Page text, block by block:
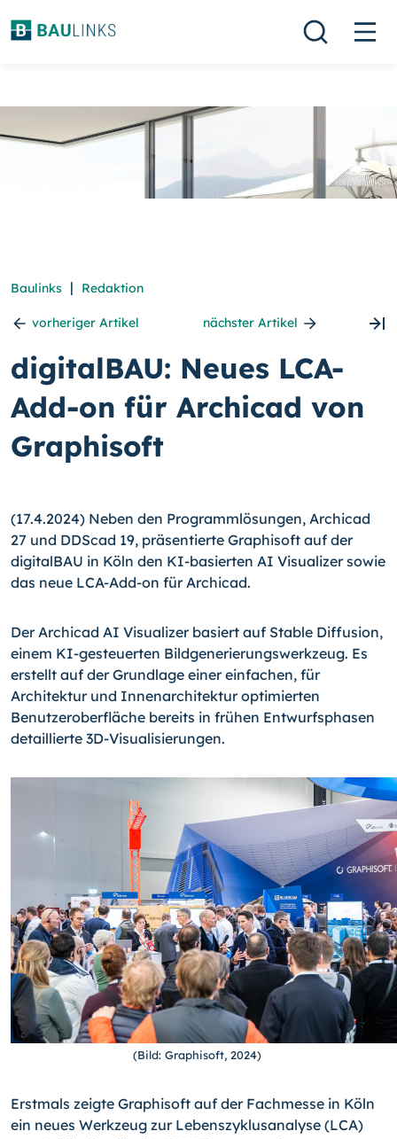
Baulinks | Redaktion
vorheriger Artikel nächster Artikel
digitalBAU: Neues LCA-
Add-on für Archicad von
Graphisoft
(17.4.2024) Neben den Programmlösungen, Archicad
27 und DDScad 19, präsentierte Graphisoft auf der
digitalBAU in Köln den KI-basierten AI Visualizer sowie
das neue LCA-Add-on für Archicad.
Der Archicad AI Visualizer basiert auf Stable Diffusion,
einem KI-gesteuerten Bildgenerierungswerkzeug. Es
erstellt auf der Grundlage einer einfachen, für
Architektur und Innenarchitektur optimierten
Benutzeroberfläche bereits in frühen Entwurfsphasen
detaillierte 3D-Visualisierungen.
(Bild: Graphisoft, 2024)
Erstmals zeigte Graphisoft auf der Fachmesse in Köln
ein neues Werkzeug zur Lebenszyklusanalyse (LCA)